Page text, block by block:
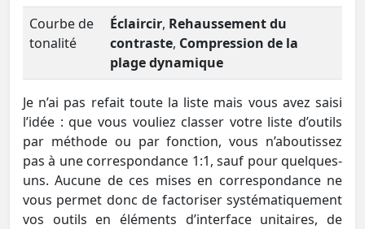
Courbe de
tonalité
Éclaircir, Rehaussement du
contraste, Compression de la
plage dynamique
Je n’ai pas refait toute la liste mais vous avez saisi
l’idée : que vous vouliez classer votre liste d’outils
par méthode ou par fonction, vous n’aboutissez
pas à une correspondance 1:1, sauf pour quelques-
uns. Aucune de ces mises en correspondance ne
vous permet donc de factoriser systématiquement
vos outils en éléments d’interface unitaires, de